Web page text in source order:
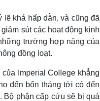
khá hấp dẫn, và cũng đã
sút các hoạt động kinh
trường hợp nặng của
đồng loạt.
Imperial College khẳng
đến bốn tháng tới có đến
phận cấp cứu sẽ bị quá